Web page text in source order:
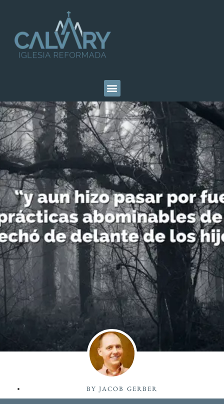
BY JACOB GERBER